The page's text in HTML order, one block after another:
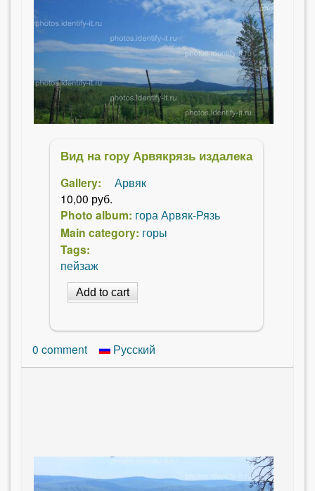
Вид на гору Арвякрязь издалека
Gallery:
Арвяк
10,00 руб.
Photo album: гора Арвяк-Рязь
Main category: горы
Tags:
пейзаж
0 comment Русский